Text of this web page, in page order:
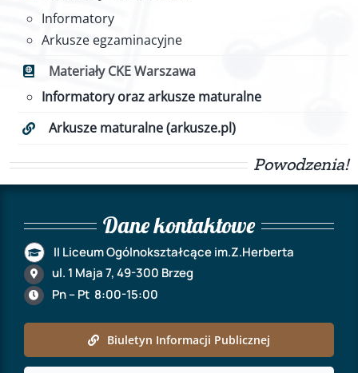
Informatory
Arkusze egzaminacyjne
Materiały CKE Warszawa
Informatory oraz arkusze maturalne
Arkusze maturalne (arkusze.pl)
Powodzenia!
Dane kontaktowe
II Liceum Ogólnokształcące im.Z.Herberta
ul. 1 Maja 7, 49-300 Brzeg
Pn – Pt 8:00-15:00
Biuletyn Informacji Publicznej